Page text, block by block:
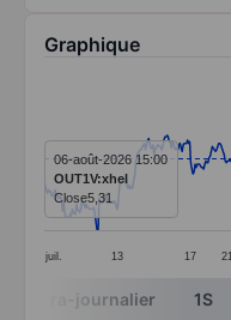
Graphique
Line chart with 391
The chart has 1 X
The chart has 1 Y
juil. 13 17 21
06-août-2026 15:00
OUT1V:xhel
Close5,31
End of interactive
Intra-journalier 1S